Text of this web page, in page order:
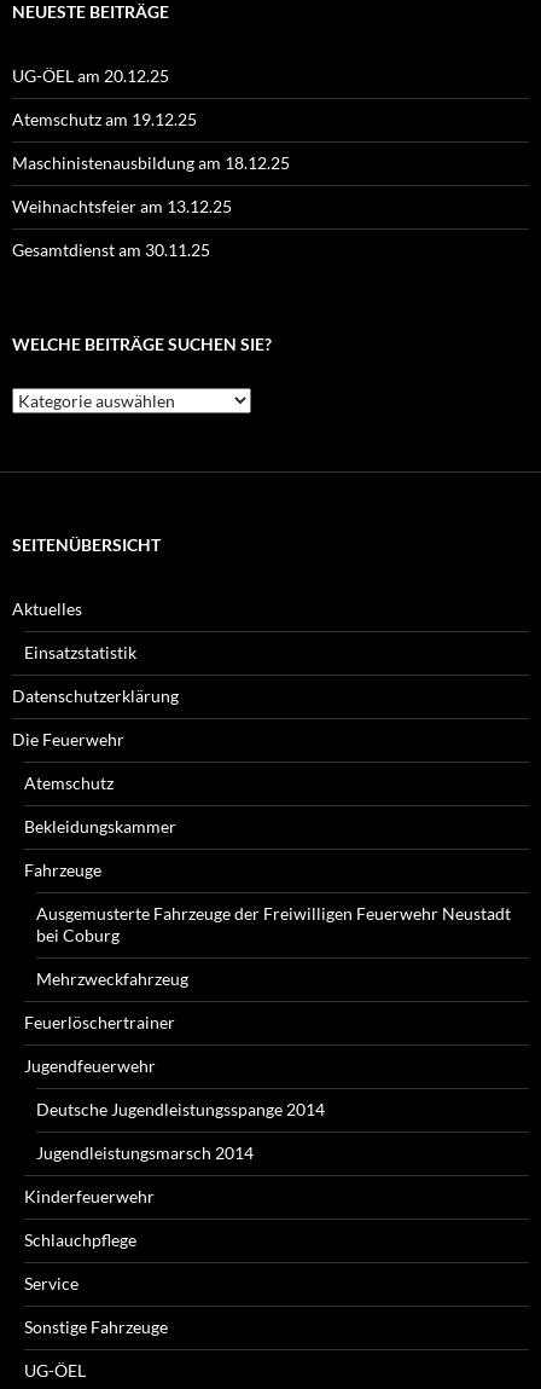
NEUESTE BEITRÄGE
UG-ÖEL am 20.12.25
Atemschutz am 19.12.25
Maschinistenausbildung am 18.12.25
Weihnachtsfeier am 13.12.25
Gesamtdienst am 30.11.25
WELCHE BEITRÄGE SUCHEN SIE?
Welche
Beiträge
SEITENÜBERSICHT
Aktuelles
Einsatzstatistik
Datenschutzerklärung
Die Feuerwehr
Atemschutz
Bekleidungskammer
Fahrzeuge
Ausgemusterte Fahrzeuge der Freiwilligen Feuerwehr Neustadt
bei Coburg
Mehrzweckfahrzeug
Feuerlöschertrainer
Jugendfeuerwehr
Deutsche Jugendleistungsspange 2014
Jugendleistungsmarsch 2014
Kinderfeuerwehr
Schlauchpflege
Service
Sonstige Fahrzeuge
UG-ÖEL